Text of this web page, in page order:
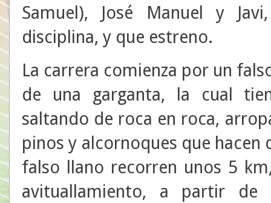
Samuel), José Manuel y
disciplina, y que estreno.
La carrera comienza por un
de una garganta, la cual
saltando de roca en roca,
pinos y alcornoques que hacen
falso llano recorren unos 5
avituallamiento, a partir